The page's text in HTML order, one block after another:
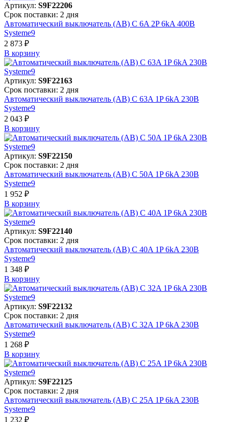
Артикул: S9F22206
Срок поставки: 2 дня
Автоматический выключатель (АВ) C 6A 2P 6kA 400В
Systeme9
2 873 ₽
В корзинy
Артикул: S9F22163
Срок поставки: 2 дня
Автоматический выключатель (АВ) C 63A 1P 6kA 230В
Systeme9
2 043 ₽
В корзинy
Артикул: S9F22150
Срок поставки: 2 дня
Автоматический выключатель (АВ) C 50A 1P 6kA 230В
Systeme9
1 952 ₽
В корзинy
Артикул: S9F22140
Срок поставки: 2 дня
Автоматический выключатель (АВ) C 40A 1P 6kA 230В
Systeme9
1 348 ₽
В корзинy
Артикул: S9F22132
Срок поставки: 2 дня
Автоматический выключатель (АВ) C 32A 1P 6kA 230В
Systeme9
1 268 ₽
В корзинy
Артикул: S9F22125
Срок поставки: 2 дня
Автоматический выключатель (АВ) C 25A 1P 6kA 230В
Systeme9
1 232 ₽